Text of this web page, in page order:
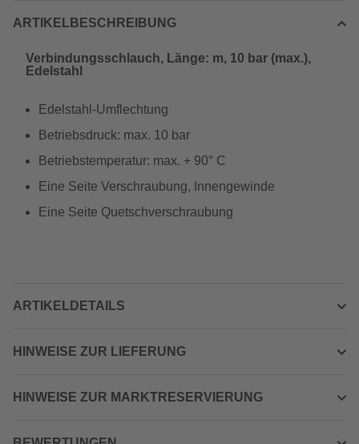
ARTIKELBESCHREIBUNG
Verbindungsschlauch, Länge: m, 10 bar (max.),
Edelstahl
Edelstahl-Umflechtung
Betriebsdruck: max. 10 bar
Betriebstemperatur: max. + 90° C
Eine Seite Verschraubung, Innengewinde
Eine Seite Quetschverschraubung
ARTIKELDETAILS
HINWEISE ZUR LIEFERUNG
HINWEISE ZUR MARKTRESERVIERUNG